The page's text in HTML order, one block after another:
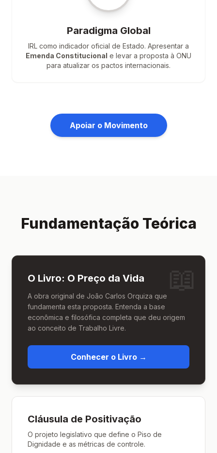
Paradigma Global
IRL como indicador oficial de Estado. Apresentar a
Emenda Constitucional e levar a proposta à ONU
para atualizar os pactos internacionais.
Apoiar o Movimento
Fundamentação Teórica
O Livro: O Preço da Vida
A obra original de João Carlos Orquiza que
fundamenta esta proposta. Entenda a base
econômica e filosófica completa que deu origem
ao conceito de Trabalho Livre.
Conhecer o Livro →
Cláusula de Positivação
O projeto legislativo que define o Piso de
Dignidade e as métricas de controle.